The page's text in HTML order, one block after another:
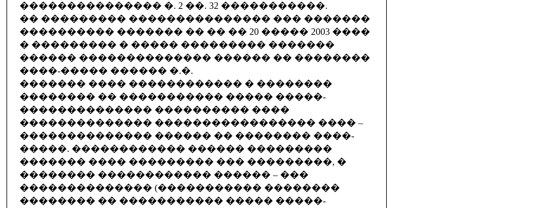
��������������� �. 2 ��. 32 �����������.
�� ��������� ��������������� ��� �������
���������� ������� �� �� �� 20 ����� 2003 ����
� ��������� � ����� ��������� �������
������ �������������� ������ �� ��������
����-����� ������ �.�.
������� ���� ������������ � ��������
�������� �� ����������� ����� �����-
�������������� ���������� ����
�������������� ����������������� ���� –
�������������� ������ �� �������� ����-
�����. ������������ ������ ���������
������� ���� ��������� ��� ���������, �
�������� ������������ ������ – ���
�������������� (����������� ��������
�������� �� ����������� ����� �����-